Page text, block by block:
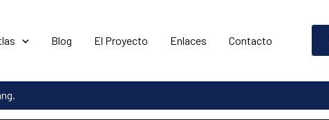
Blog El Proyecto Enlaces Contacto